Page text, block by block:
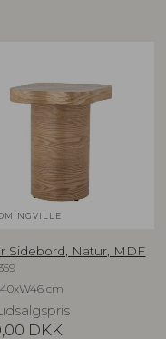
Sidebord, Natur, MDF
cm
DKK